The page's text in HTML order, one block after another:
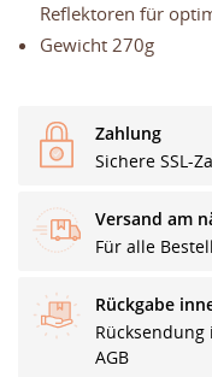
Reflektoren für
Gewicht 270g
Zahlung
Sichere SSL-
Versand am
Für alle
Rückgabe
AGB